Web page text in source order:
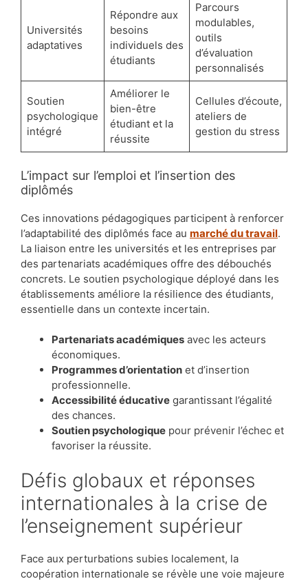
Universités
adaptatives
Répondre aux
besoins
individuels des
étudiants
Parcours
modulables,
outils
d’évaluation
personnalisés
Soutien
psychologique
intégré
Améliorer le
bien-être
étudiant et la
réussite
Cellules d’écoute,
ateliers de
gestion du stress
L’impact sur l’emploi et l’insertion des
diplômés
Ces innovations pédagogiques participent à renforcer
l’adaptabilité des diplômés face au marché du travail.
La liaison entre les universités et les entreprises par
des partenariats académiques offre des débouchés
concrets. Le soutien psychologique déployé dans les
établissements améliore la résilience des étudiants,
essentielle dans un contexte incertain.
Partenariats académiques avec les acteurs
économiques.
Programmes d’orientation et d’insertion
professionnelle.
Accessibilité éducative garantissant l’égalité
des chances.
Soutien psychologique pour prévenir l’échec et
favoriser la réussite.
Défis globaux et réponses
internationales à la crise de
l’enseignement supérieur
Face aux perturbations subies localement, la
coopération internationale se révèle une voie majeure